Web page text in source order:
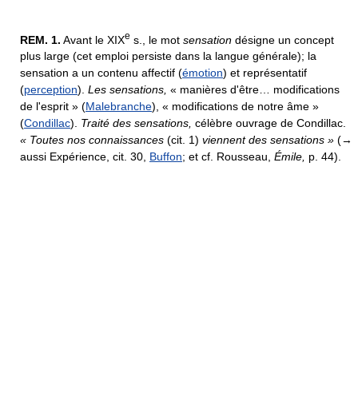
REM. 1. Avant le XIXe s., le mot sensation désigne un concept
plus large (cet emploi persiste dans la langue générale); la
sensation a un contenu affectif (émotion) et représentatif
(perception). Les sensations, « manières d'être… modifications
de l'esprit » (Malebranche), « modifications de notre âme »
(Condillac). Traité des sensations, célèbre ouvrage de Condillac.
« Toutes nos connaissances (cit. 1) viennent des sensations » (→
aussi Expérience, cit. 30, Buffon; et cf. Rousseau, Émile, p. 44).